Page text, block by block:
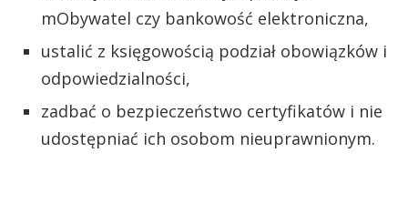
mObywatel czy bankowość elektroniczna,
ustalić z księgowością podział obowiązków i
odpowiedzialności,
zadbać o bezpieczeństwo certyfikatów i nie
udostępniać ich osobom nieuprawnionym.